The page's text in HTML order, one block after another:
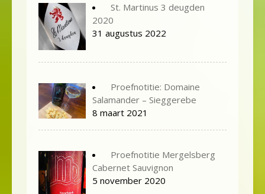
St. Martinus 3 deugden
2020
31 augustus 2022
Proefnotitie: Domaine
Salamander – Sieggerebe
8 maart 2021
Proefnotitie Mergelsberg
Cabernet Sauvignon
5 november 2020